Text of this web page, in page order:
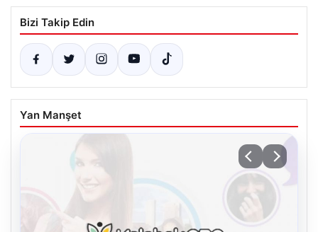
Bizi Takip Edin
Yan Manşet